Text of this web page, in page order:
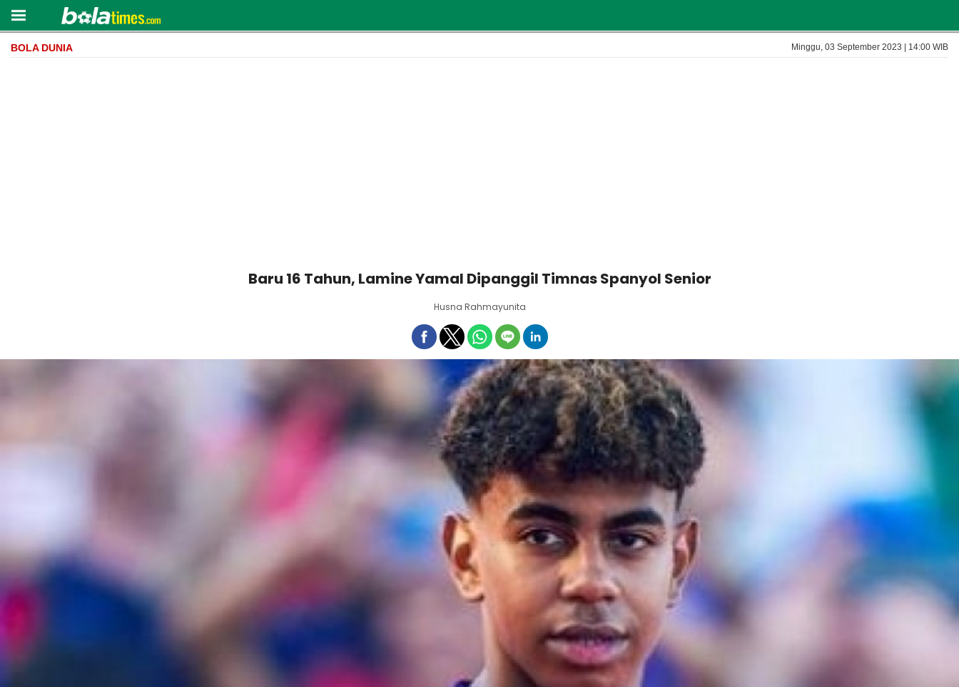
BOLA DUNIA Minggu, 03 September 2023 | 14:00 WIB
Baru 16 Tahun, Lamine Yamal Dipanggil Timnas Spanyol Senior
Husna Rahmayunita